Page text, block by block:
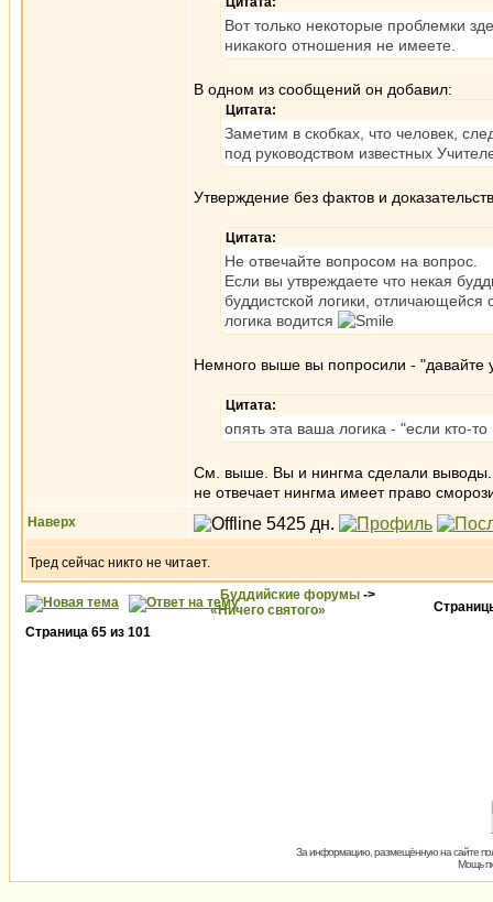
Вот только некоторые проблемки
никакого отношения не имеете.
В одном из сообщений он добавил:
Цитата:
Заметим в скобках, что человек,
под руководством известных
Утверждение без фактов и
Цитата:
Не отвечайте вопросом на вопрос.
Если вы утвреждаете что некая
буддистской логики,
логика водится
Немного выше вы попросили - "давайте
Цитата:
опять эта ваша логика - "если кто-
См. выше. Вы и нингма сделали выводы.
не отвечает нингма имеет право
Наверх
Тред сейчас никто не читает.
Буддийские форумы ->
«Ничего святого»
Страница 65 из 101
За информацию, размещённую на сайте
Мощь